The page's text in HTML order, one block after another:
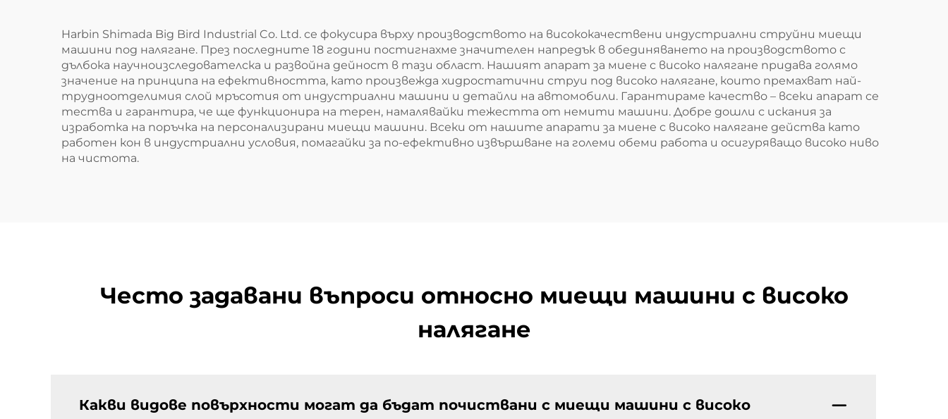
Harbin Shimada Big Bird Industrial Co. Ltd. се фокусира върху производството на висококачествени индустриални струйни миещи
машини под налягане. През последните 18 години постигнахме значителен напредък в обединяването на производството с
дълбока научноизследователска и развойна дейност в тази област. Нашият апарат за миене с високо налягане придава голямо
значение на принципа на ефективността, като произвежда хидростатични струи под високо налягане, които премахват най-
трудноотделимия слой мръсотия от индустриални машини и детайли на автомобили. Гарантираме качество – всеки апарат се
тества и гарантира, че ще функционира на терен, намалявайки тежестта от немити машини. Добре дошли с искания за
изработка на поръчка на персонализирани миещи машини. Всеки от нашите апарати за миене с високо налягане действа като
работен кон в индустриални условия, помагайки за по-ефективно извършване на големи обеми работа и осигуряващо високо ниво
на чистота.
Често задавани въпроси относно миещи машини с високо
налягане
Какви видове повърхности могат да бъдат почиствани с миещи машини с високо